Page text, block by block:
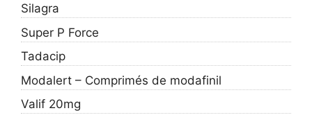
Silagra
Super P Force
Tadacip
Modalert – Comprimés de modafinil
Valif 20mg